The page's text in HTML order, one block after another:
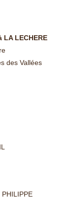
LECHERE
des Vallées